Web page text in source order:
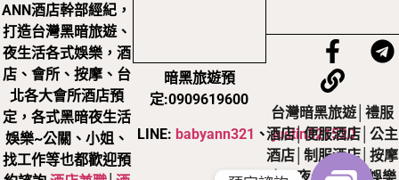
ANN酒店幹部經紀，
打造台灣黑暗旅遊、
夜生活各式娛樂，酒
店、會所、按摩、台
北各大會所酒店預
定，各式黑暗夜生活
娛樂~公關、小姐、
找工作等也都歡迎預
暗黑旅遊預
定:0909619600
LINE:babyann321 、justin321520
台灣暗黑旅遊│禮服
酒店│便服酒店│公主
酒店│制服酒店│按摩